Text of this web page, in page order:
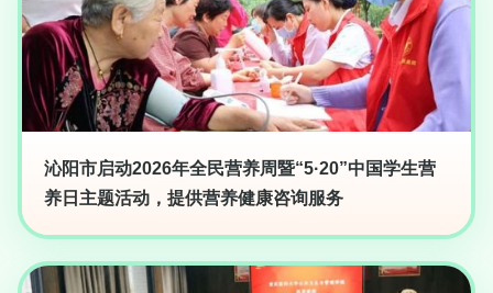
沁阳市启动2026年全民营养周暨“5·20”中国学生营
养日主题活动，提供营养健康咨询服务